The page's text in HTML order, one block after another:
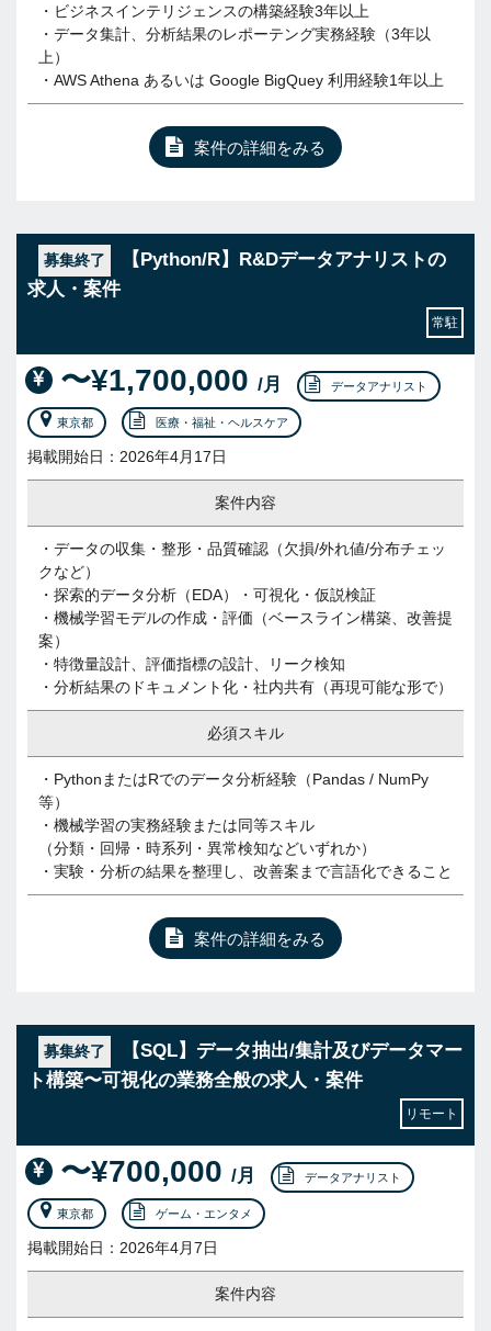
・ビジネスインテリジェンスの構築経験3年以上
・データ集計、分析結果のレポーテング実務経験（3年以
上）
・AWS Athena あるいは Google BigQuey 利用経験1年以上
案件の詳細をみる
募集終了
【Python/R】R&Dデータアナリストの
求人・案件
常駐
〜¥1,700,000 /月 データアナリスト
東京都 医療・福祉・ヘルスケア
掲載開始日：2026年4月17日
案件内容
・データの収集・整形・品質確認（欠損/外れ値/分布チェッ
クなど）
・探索的データ分析（EDA）・可視化・仮説検証
・機械学習モデルの作成・評価（ベースライン構築、改善提
案）
・特徴量設計、評価指標の設計、リーク検知
・分析結果のドキュメント化・社内共有（再現可能な形で）
必須スキル
・PythonまたはRでのデータ分析経験（Pandas / NumPy
等）
・機械学習の実務経験または同等スキル
（分類・回帰・時系列・異常検知などいずれか）
・実験・分析の結果を整理し、改善案まで言語化できること
案件の詳細をみる
募集終了
【SQL】データ抽出/集計及びデータマー
ト構築〜可視化の業務全般の求人・案件
リモート
〜¥700,000 /月 データアナリスト
東京都 ゲーム・エンタメ
掲載開始日：2026年4月7日
案件内容